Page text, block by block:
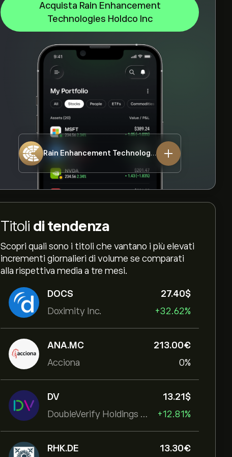
Acquista Rain Enhancement
Technologies Holdco Inc
Rain Enhancement Technologies Holdco Inc
Titoli di tendenza
Scopri quali sono i titoli che vantano i più elevati
incrementi giornalieri di volume se comparati
alla rispettiva media a tre mesi.
DOCS
Doximity Inc.
27.40‎$‎
+32.62%
ANA.MC
Acciona
213.00‎€‎
0%
DV
DoubleVerify Holdings Inc
13.21‎$‎
+12.81%
RHK.DE 13.30‎€‎